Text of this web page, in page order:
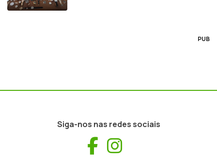
PUB
Siga-nos nas redes sociais
Facebook